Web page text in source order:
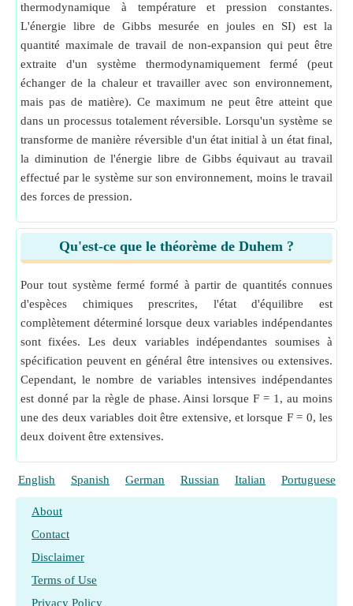
thermodynamique à température et pression constantes.
L'énergie libre de Gibbs mesurée en joules en SI) est la
quantité maximale de travail de non-expansion qui peut être
extraite d'un système thermodynamiquement fermé (peut
échanger de la chaleur et travailler avec son environnement,
mais pas de matière). Ce maximum ne peut être atteint que
dans un processus totalement réversible. Lorsqu'un système se
transforme de manière réversible d'un état initial à un état final,
la diminution de l'énergie libre de Gibbs équivaut au travail
effectué par le système sur son environnement, moins le travail
des forces de pression.
Qu'est-ce que le théorème de Duhem ?
Pour tout système fermé formé à partir de quantités connues
d'espèces chimiques prescrites, l'état d'équilibre est
complètement déterminé lorsque deux variables indépendantes
sont fixées. Les deux variables indépendantes soumises à
spécification peuvent en général être intensives ou extensives.
Cependant, le nombre de variables intensives indépendantes
est donné par la règle de phase. Ainsi lorsque F = 1, au moins
une des deux variables doit être extensive, et lorsque F = 0, les
deux doivent être extensives.
English Spanish German Russian Italian Portuguese
About
Contact
Disclaimer
Terms of Use
Privacy Policy